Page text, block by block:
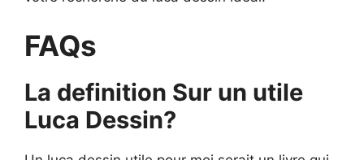
FAQs
La definition Sur un utile
Luca Dessin?